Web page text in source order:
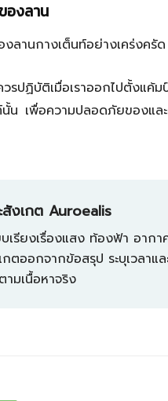
องลาน
ลานกางเต็นท์อย่างเคร่งครัด
วรปฏิบัติเมื่อเราออกไปตั้ง
น เพื่อความปลอดภัยของแล
สังเกต Auroealis
บเรียงเรื่องแสง ท้องฟ้า อาก
กตออกจากข้อสรุป ระบุเวลา
ามเนื้อหาจริง